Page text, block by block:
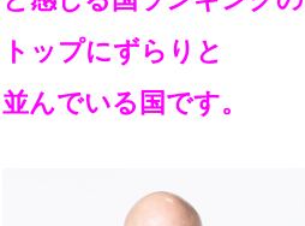
トップにずらりと
並んでいる国です。